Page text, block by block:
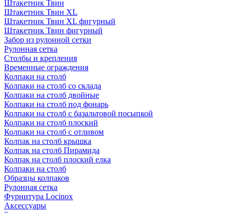
Штакетник Твин
Штакетник Твин XL
Штакетник Твин XL фигурный
Штакетник Твин фигурный
Забор из рулонной сетки
Рулонная сетка
Столбы и крепления
Временные ограждения
Колпаки на столб
Колпаки на столб со склада
Колпаки на столб двoйные
Колпаки на столб под фонарь
Колпаки на столб с базальтовой посыпкой
Колпаки на столб плоский
Колпаки на столб с отливом
Колпак на столб крышка
Колпак на столб Пирамида
Колпак на столб плоский елка
Колпаки на столб
Образцы колпаков
Рулонная сетка
Фурнитура Locinox
Аксессуары